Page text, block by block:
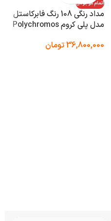
اتمام موجودی
مداد رنگی 108 رنگ فابرکاستل
مدل پلی کروم Polychromos
36,800,000تومان